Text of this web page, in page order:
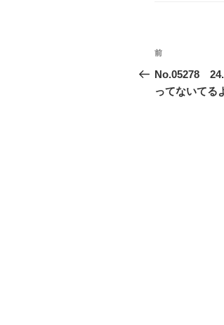
投
稿
ナ
前
の
投
前
No.05278
ってないてる